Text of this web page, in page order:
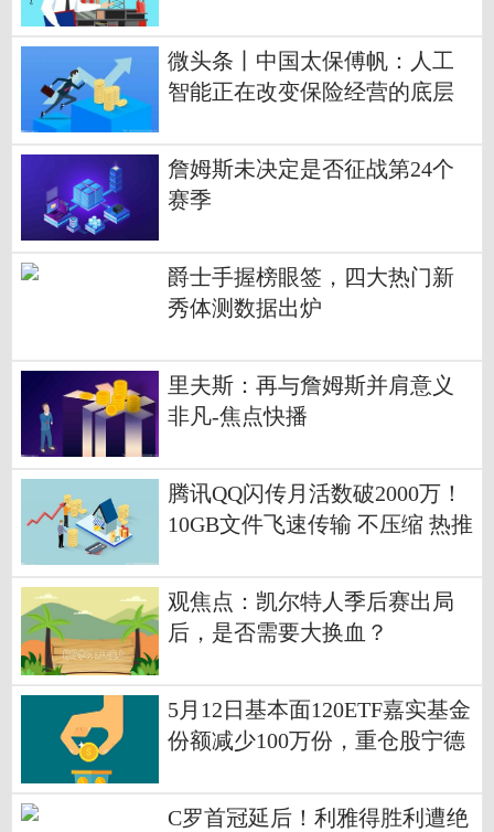
微头条丨中国太保傅帆：人工
智能正在改变保险经营的底层
詹姆斯未决定是否征战第24个
赛季
爵士手握榜眼签，四大热门新
秀体测数据出炉
里夫斯：再与詹姆斯并肩意义
非凡-焦点快播
腾讯QQ闪传月活数破2000万！
10GB文件飞速传输 不压缩 热推
观焦点：凯尔特人季后赛出局
后，是否需要大换血？
5月12日基本面120ETF嘉实基金
份额减少100万份，重仓股宁德
日热点
C罗首冠延后！利雅得胜利遭绝